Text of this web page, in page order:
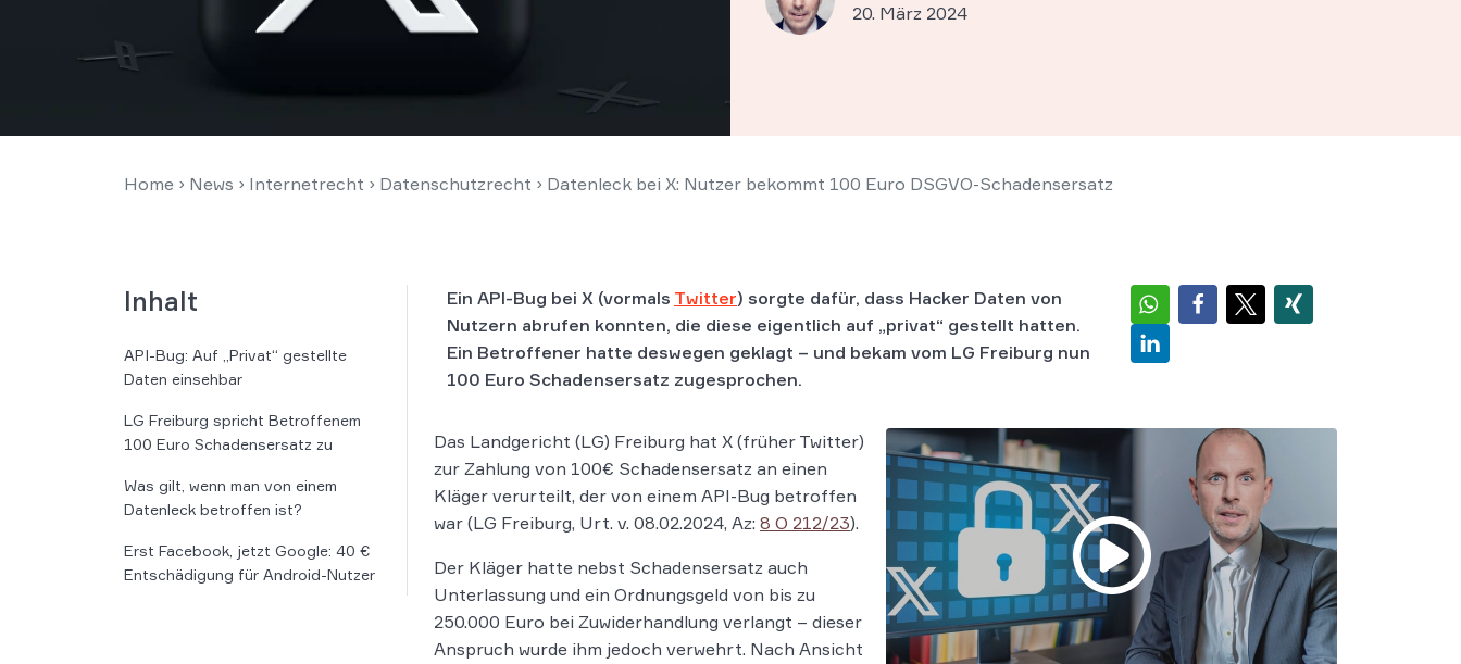
20. März 2024
Home › News › Internetrecht › Datenschutzrecht › Datenleck bei X: Nutzer bekommt 100 Euro DSGVO-Schadensersatz
Inhalt
API-Bug: Auf „Privat“ gestellte
Daten einsehbar
LG Freiburg spricht Betroffenem
100 Euro Schadensersatz zu
Was gilt, wenn man von einem
Datenleck betroffen ist?
Erst Facebook, jetzt Google: 40 €
Entschädigung für Android-Nutzer
Ein API-Bug bei X (vormals Twitter) sorgte dafür, dass Hacker Daten von
Nutzern abrufen konnten, die diese eigentlich auf „privat“ gestellt hatten.
Ein Betroffener hatte deswegen geklagt – und bekam vom LG Freiburg nun
100 Euro Schadensersatz zugesprochen.
Das Landgericht (LG) Freiburg hat X (früher Twitter)
zur Zahlung von 100€ Schadensersatz an einen
Kläger verurteilt, der von einem API-Bug betroffen
war (LG Freiburg, Urt. v. 08.02.2024, Az: 8 O 212/23).
Der Kläger hatte nebst Schadensersatz auch
Unterlassung und ein Ordnungsgeld von bis zu
250.000 Euro bei Zuwiderhandlung verlangt – dieser
Anspruch wurde ihm jedoch verwehrt. Nach Ansicht